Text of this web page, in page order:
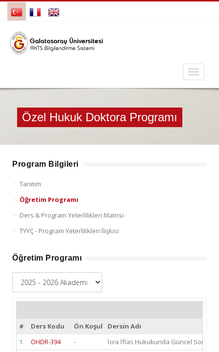
Özel Hukuk Doktora Programı
Program Bilgileri
Tanıtım
Öğretim Programı
Ders & Program Yeterlilikleri Matrisi
TYYÇ - Program Yeterlilikleri İlişkisi
Öğretim Programı
# Ders Kodu Ön Koşul
Dersin Adı
1
ÖHDR-394 -
İcra İflas Hukukunda Güncel Sorunlar